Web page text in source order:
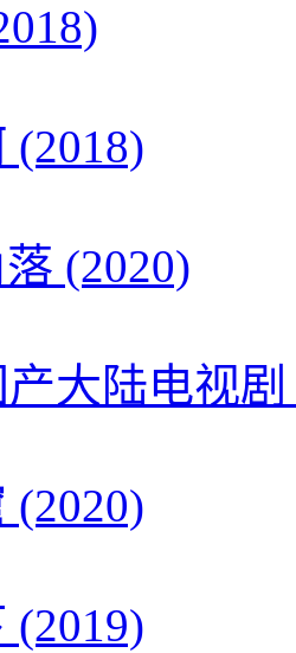
(2018)
(2020)
产大陆电视
(2020)
(2019)